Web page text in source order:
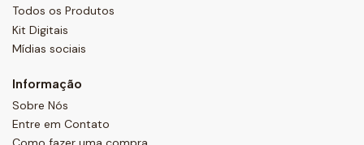
Todos os Produtos
Kit Digitais
Mídias sociais
Informação
Sobre Nós
Entre em Contato